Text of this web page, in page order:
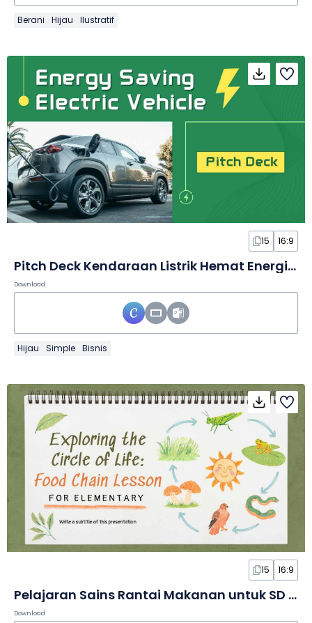
Berani Hijau Ilustratif
15 16:9
Pitch Deck Kendaraan Listrik Hemat Energi Geometris dalam Slide
Download
Hijau Simple Bisnis
15 16:9
Pelajaran Sains Rantai Makanan untuk SD dalam Slide
Download